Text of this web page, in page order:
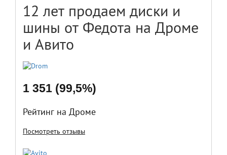
12 лет продаем диски и
шины от Федота на Дроме
и Авито
1 351 (99,5%)
Рейтинг на Дроме
Посмотреть отзывы